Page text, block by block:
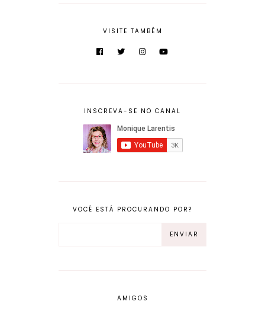
VISITE TAMBÉM
INSCREVA-SE NO CANAL
VOCÊ ESTÁ PROCURANDO POR?
AMIGOS